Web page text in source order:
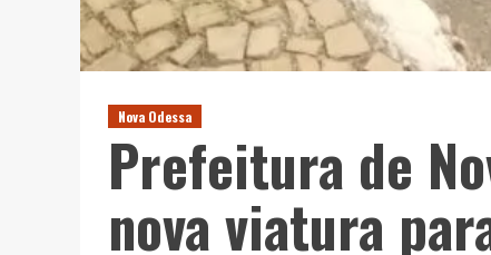
Nova Odessa
Prefeitura de
nova viatura